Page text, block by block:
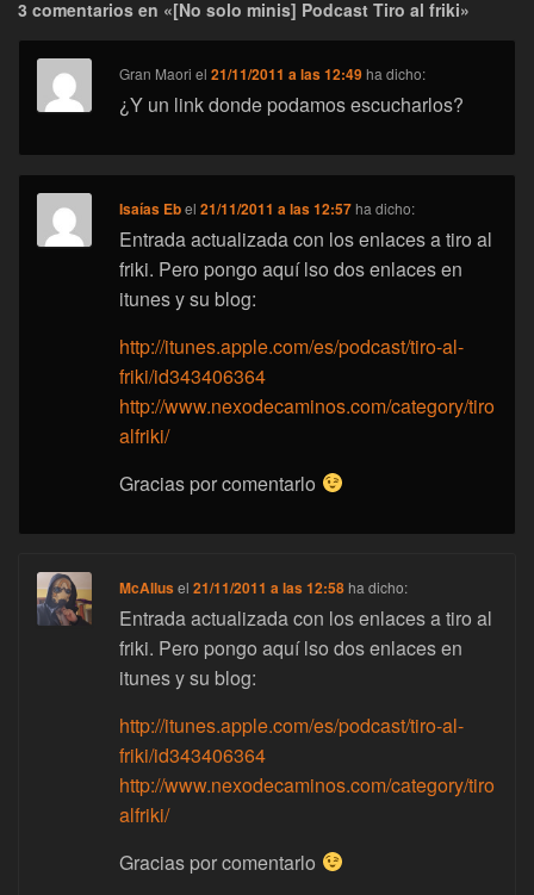
3 comentarios en «[No solo minis] Podcast Tiro al friki»
Gran Maori el21/11/2011 a las 12:49 ha dicho:
¿Y un link donde podamos escucharlos?
Isaías Ebel21/11/2011 a las 12:57 ha dicho:
Entrada actualizada con los enlaces a tiro al
friki. Pero pongo aquí lso dos enlaces en
itunes y su blog:
http://itunes.apple.com/es/podcast/tiro-al-
friki/id343406364
http://www.nexodecaminos.com/category/tiro
alfriki/
Gracias por comentarlo
McAllus el21/11/2011 a las 12:58 ha dicho:
Entrada actualizada con los enlaces a tiro al
friki. Pero pongo aquí lso dos enlaces en
itunes y su blog:
http://itunes.apple.com/es/podcast/tiro-al-
friki/id343406364
http://www.nexodecaminos.com/category/tiro
alfriki/
Gracias por comentarlo